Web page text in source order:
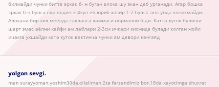
билмайди чунки битта эркак б- н буган алока шу экан деб урганади. Агар бошка
эркак б-н булса ёки олдин 3-4кул еб юриб хозир 1-2 булса ана унда коникмайди.
Алокани бир хил меёрда сакланса хаммаси нормални б-ди. Катта куток булиши
шарт эмас аёлни кайфи ам лаблари 2-3см ичкари кисмида булади колган жойи
ичакга ухшайди ката куток вактинча чунки ам девори кенгаяд
yolgon sevgi.
man surayyoman.yoshim30da,oilaliman.2ta farzandimiz bor.18da xayotimga shuxrat